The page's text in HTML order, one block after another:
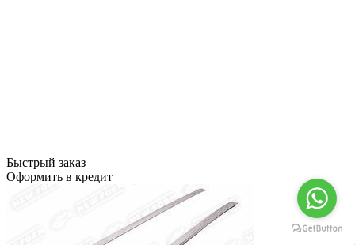
Быстрый заказ
Оформить в кредит